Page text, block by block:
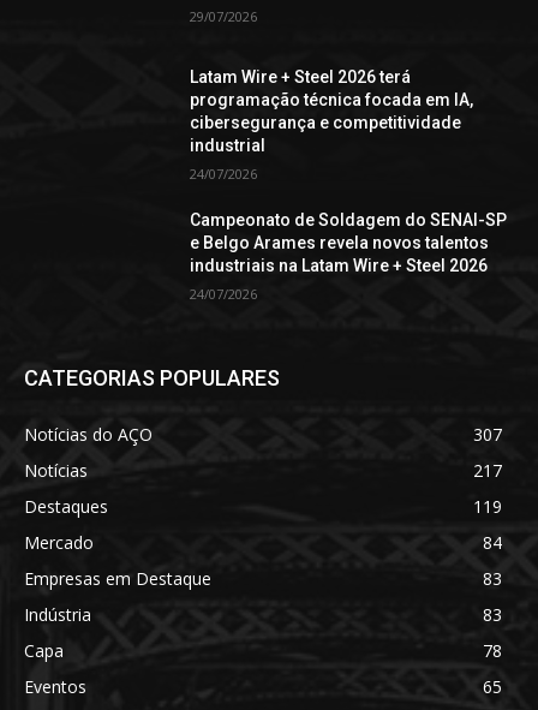
29/07/2026
Latam Wire + Steel 2026 terá
programação técnica focada em IA,
cibersegurança e competitividade
industrial
24/07/2026
Campeonato de Soldagem do SENAI-SP
e Belgo Arames revela novos talentos
industriais na Latam Wire + Steel 2026
24/07/2026
CATEGORIAS POPULARES
Notícias do AÇO
307
Notícias
217
Destaques
119
Mercado
84
Empresas em Destaque
83
Indústria
83
Capa
78
Eventos
65